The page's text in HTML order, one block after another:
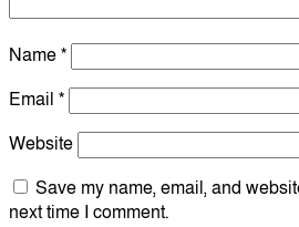
Name*
Email *
Website
Save my name, email, and
next time I comment.